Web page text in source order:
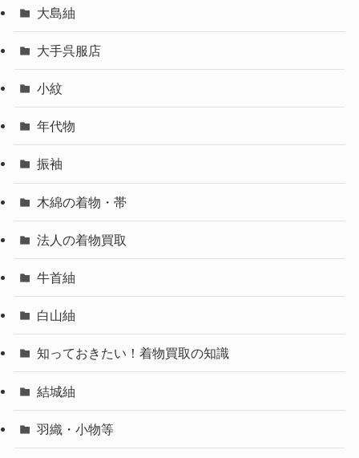
大島紬
大手呉服店
小紋
年代物
振袖
木綿の着物・帯
法人の着物買取
牛首紬
白山紬
知っておきたい！着物買取の知識
結城紬
羽織・小物等